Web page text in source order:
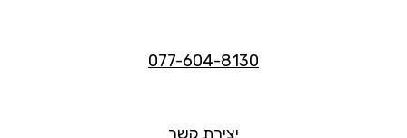
077-604-8130
יצירת קשר